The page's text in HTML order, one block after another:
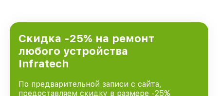
Скидка -25% на ремонт
любого устройства
Infratech
По предварительной записи с сайта,
предоставляем скидку в размере -25%